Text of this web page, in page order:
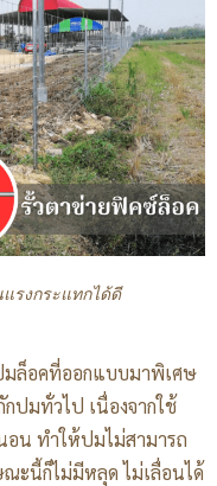
รงกระแทกได้ดี
มล็อคที่ออกแบบมาพิเศษ
ปมทั่วไป เนื่องจากใช้
อน ทำให้ปมไม่สามารถ
ะนี้ก็ไม่มีหลุด ไม่เลื่อนได้